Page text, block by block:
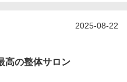
2025-08-22
高の整体サロン